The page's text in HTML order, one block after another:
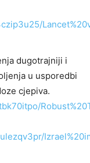
dugotrajniji i
u usporedbi
cjepiva.